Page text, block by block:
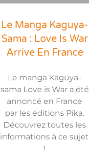
Le Manga Kaguya-
Sama : Love Is War
Arrive En France
Le manga Kaguya-
sama Love is War a été
annoncé en France
par les éditions Pika.
Découvrez toutes les
informations à ce sujet
!